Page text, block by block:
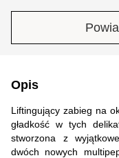
Opis
Liftingujący zabieg na
gładkość w tych
stworzona z
dwóch nowych